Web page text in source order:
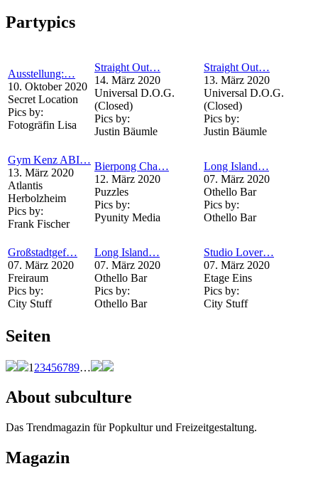
Partypics
Ausstellung:…
10. Oktober 2020
Secret Location
Pics by:
Fotogräfin Lisa
Straight Out…
14. März 2020
Universal D.O.G.
(Closed)
Pics by:
Justin Bäumle
Straight Out…
13. März 2020
Universal D.O.G.
(Closed)
Pics by:
Justin Bäumle
Gym Kenz ABI…
13. März 2020
Atlantis
Herbolzheim
Pics by:
Frank Fischer
Bierpong Cha…
12. März 2020
Puzzles
Pics by:
Pyunity Media
Long Island…
07. März 2020
Othello Bar
Pics by:
Othello Bar
Großstadtgef…
07. März 2020
Freiraum
Pics by:
City Stuff
Long Island…
07. März 2020
Othello Bar
Pics by:
Othello Bar
Studio Lover…
07. März 2020
Etage Eins
Pics by:
City Stuff
Seiten
1 23456789…
About subculture
Das Trendmagazin für Popkultur und Freizeitgestaltung.
Magazin